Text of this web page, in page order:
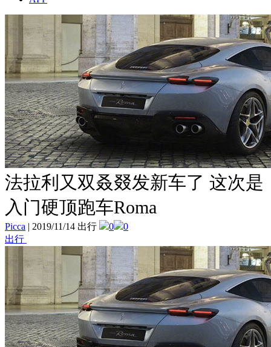
法拉利又双叒叕发新车了 这次是
入门硬顶跑车Roma
Picca | 2019/11/14 出行 0
0
出行